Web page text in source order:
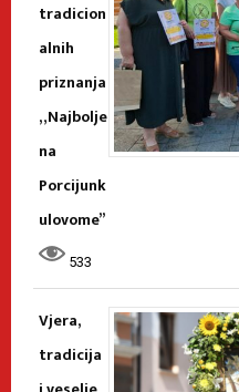
tradicion
alnih
priznanja
„Najbolje
na
Porcijunk
ulovome”
533
Vjera,
tradicija